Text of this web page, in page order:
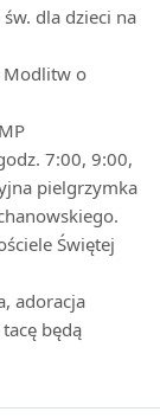
dla dzieci na
Modlitw o
7:00, 9:00,
pielgrzymka
Świętej
adoracja
będą